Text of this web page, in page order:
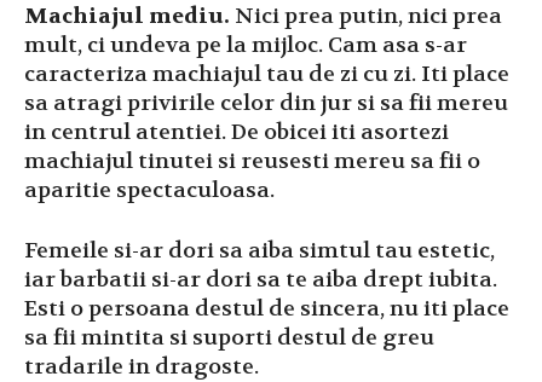
Machiajul mediu. Nici prea putin, nici prea
mult, ci undeva pe la mijloc. Cam asa s-ar
caracteriza machiajul tau de zi cu zi. Iti place
sa atragi privirile celor din jur si sa fii mereu
in centrul atentiei. De obicei iti asortezi
machiajul tinutei si reusesti mereu sa fii o
aparitie spectaculoasa.
Femeile si-ar dori sa aiba simtul tau estetic,
iar barbatii si-ar dori sa te aiba drept iubita.
Esti o persoana destul de sincera, nu iti place
sa fii mintita si suporti destul de greu
tradarile in dragoste.